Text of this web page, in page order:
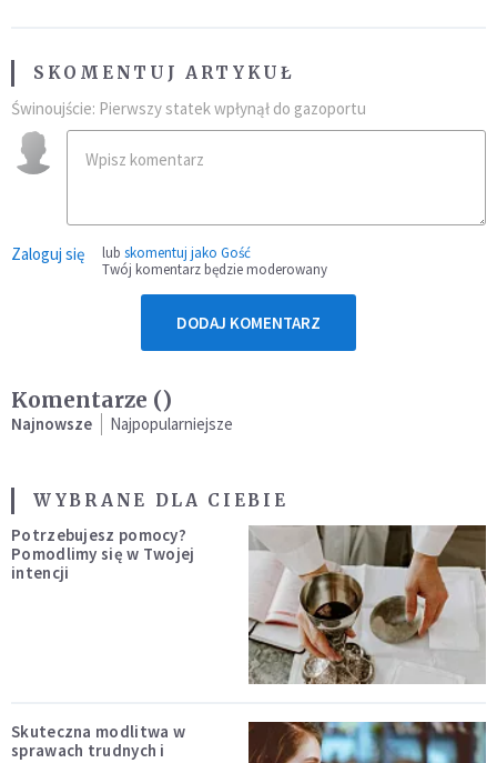
SKOMENTUJ ARTYKUŁ
Świnoujście: Pierwszy statek wpłynął do gazoportu
Zaloguj się lub skomentuj jako Gość
Twój komentarz będzie moderowany
DODAJ KOMENTARZ
Komentarze ()
Najnowsze Najpopularniejsze
WYBRANE DLA CIEBIE
Potrzebujesz pomocy?
Pomodlimy się w Twojej
intencji
Skuteczna modlitwa w
sprawach trudnych i